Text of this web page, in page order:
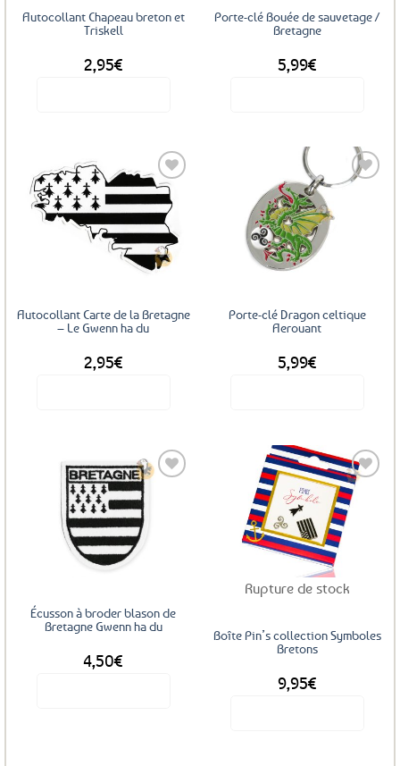
Autocollant Chapeau breton et
Triskell
2,95€
Porte-clé Bouée de sauvetage /
Bretagne
5,99€
Ajouter
aux
favoris
Autocollant Carte de la Bretagne
– Le Gwenn ha du
2,95€
Porte-clé Dragon celtique
Aerouant
5,99€
Écusson à broder blason de
Bretagne Gwenn ha du
4,50€
Ajouter
Rupture de stock
Boîte Pin’s collection Symboles
Bretons
9,95€